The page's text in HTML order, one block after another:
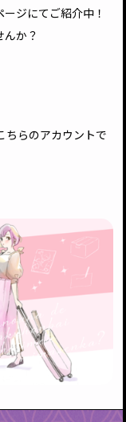
ジにてご紹介中！
か？
ちらのアカウントで